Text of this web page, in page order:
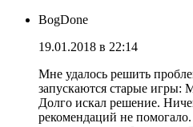
BogDone
19.01.2018 в 22:14
Мне удалось решить
запускаются старые игры:
Долго искал решение.
рекомендаций не